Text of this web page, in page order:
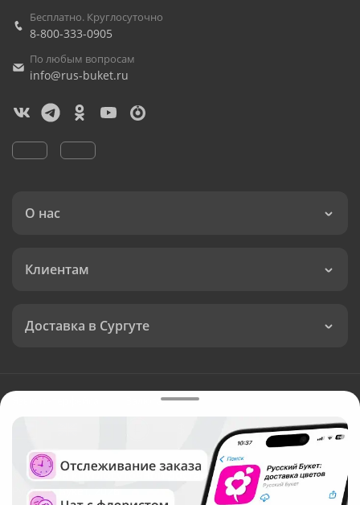
Бесплатно. Круглосуточно
8-800-333-0905
По любым вопросам
info@rus-buket.ru
О нас
Клиентам
Доставка в Сургуте
Валюта:
Служба круглосуточной доставки цветов в Сургуте
Русский Букет, 2026